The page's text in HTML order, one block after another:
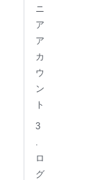
ニ
ア
ア
カ
ウ
ン
ト
3
.
ロ
グ